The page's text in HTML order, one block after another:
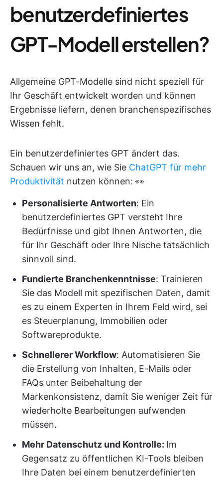
benutzerdefiniertes
GPT-Modell erstellen?
Allgemeine GPT-Modelle sind nicht speziell für
Ihr Geschäft entwickelt worden und können
Ergebnisse liefern, denen branchenspezifisches
Wissen fehlt.
Ein benutzerdefiniertes GPT ändert das.
Schauen wir uns an, wie Sie ChatGPT für mehr
Produktivität nutzen können: 👀
Personalisierte Antworten: Ein
benutzerdefiniertes GPT versteht Ihre
Bedürfnisse und gibt Ihnen Antworten, die
für Ihr Geschäft oder Ihre Nische tatsächlich
sinnvoll sind.
Fundierte Branchenkenntnisse: Trainieren
Sie das Modell mit spezifischen Daten, damit
es zu einem Experten in Ihrem Feld wird, sei
es Steuerplanung, Immobilien oder
Softwareprodukte.
Schnellerer Workflow: Automatisieren Sie
die Erstellung von Inhalten, E-Mails oder
FAQs unter Beibehaltung der
Markenkonsistenz, damit Sie weniger Zeit für
wiederholte Bearbeitungen aufwenden
müssen.
Mehr Datenschutz und Kontrolle: Im
Gegensatz zu öffentlichen KI-Tools bleiben
Ihre Daten bei einem benutzerdefinierten